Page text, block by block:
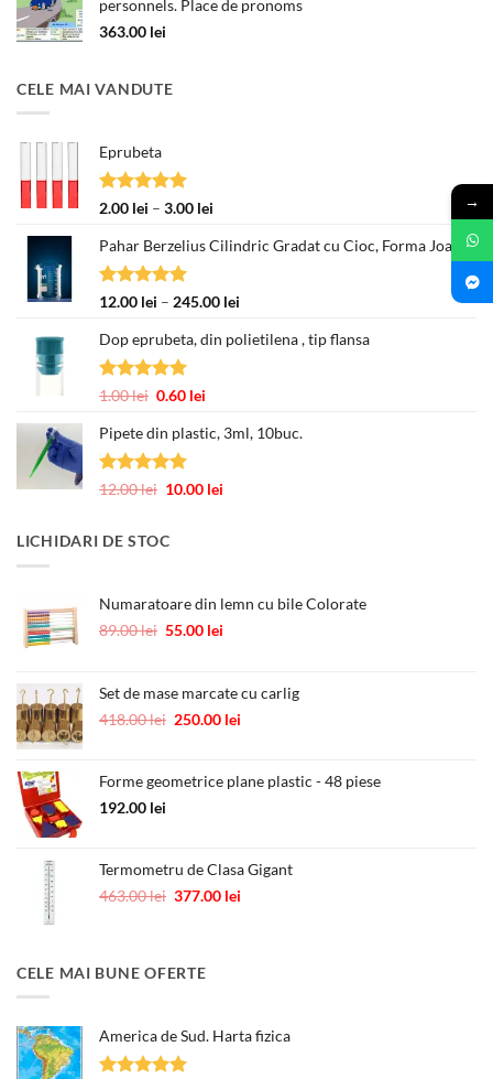
personnels. Place de pronoms
363.00 lei
CELE MAI VANDUTE
Eprubeta
Evaluat la
2.00 lei – 3.00 lei
prețuri:
la
3.00 lei
Pahar Berzelius Cilindric Gradat cu Cioc, Forma Joasa
Evaluat la
12.00 lei – 245.00 lei
prețuri:
245.00 lei
Dop eprubeta, din polietilena , tip flansa
Evaluat la
1.00lei Prețul
a
fost:
0.60 lei
este:
Pipete din plastic, 3ml, 10buc.
Evaluat la
12.00lei Prețul
fost:
10.00 lei
LICHIDARI DE STOC
Numaratoare din lemn cu bile Colorate
89.00lei Prețul
fost:
89.00 lei.
55.00 lei
55.00 lei.
Set de mase marcate cu carlig
418.00lei Prețul
fost:
250.00 lei
250.00 lei.
Forme geometrice plane plastic - 48 piese
192.00 lei
Termometru de Clasa Gigant
463.00lei Prețul
463.00 lei.
377.00 lei
CELE MAI BUNE OFERTE
America de Sud. Harta fizica
→